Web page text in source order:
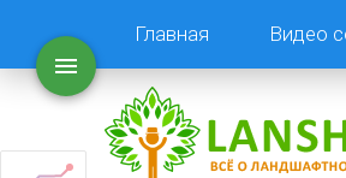
Главная Видео